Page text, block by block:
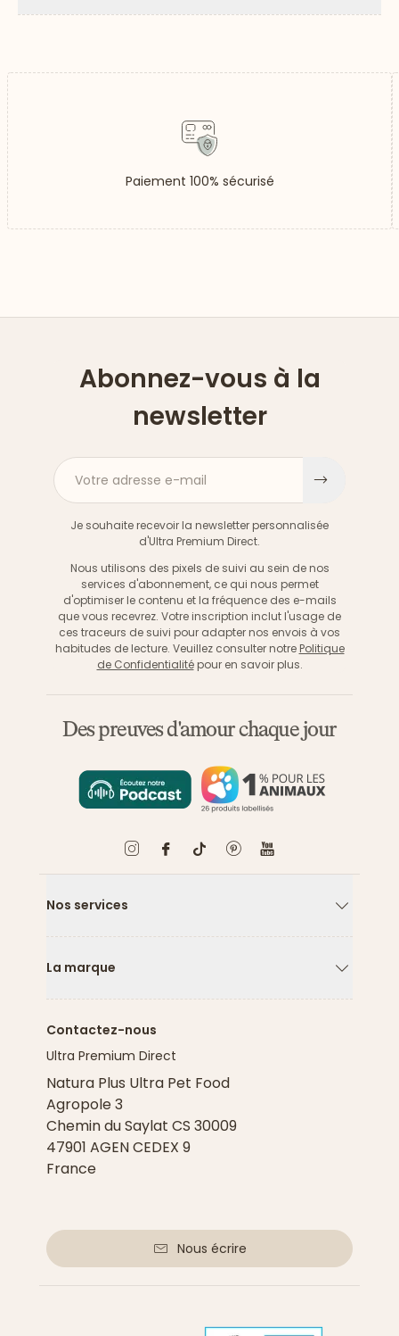
Paiement 100% sécurisé
Abonnez-vous à la
newsletter
Votre adresse e-mail
Je souhaite recevoir la newsletter personnalisée
d'Ultra Premium Direct.
Nous utilisons des pixels de suivi au sein de nos
services d'abonnement, ce qui nous permet
d'optimiser le contenu et la fréquence des e-mails
que vous recevrez. Votre inscription inclut l'usage de
ces traceurs de suivi pour adapter nos envois à vos
habitudes de lecture. Veuillez consulter notre Politique
de Confidentialitépour en savoir plus.
Des preuves d'amour chaque jour
Nos services
La marque
Contactez-nous
Ultra Premium Direct
Natura Plus Ultra Pet Food
Agropole 3
Chemin du Saylat CS 30009
47901 AGEN CEDEX 9
France
Nous écrire